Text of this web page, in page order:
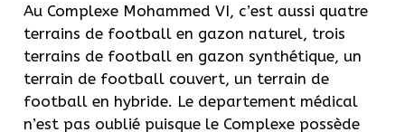
Au Complexe Mohammed VI, c’est aussi quatre
terrains de football en gazon naturel, trois
terrains de football en gazon synthétique, un
terrain de football couvert, un terrain de
football en hybride. Le departement médical
n’est pas oublié puisque le Complexe possède